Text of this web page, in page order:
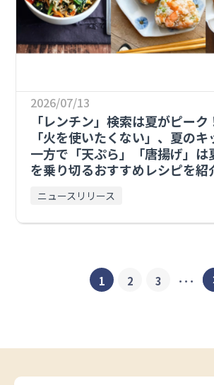
2026/07/13
「レンチン」検索は夏がピー
「火を使いたくない」、夏のキ
一方で「天ぷら」「唐揚げ」は
を乗り切るおすすめレシピを紹
ニュースリリース
1 2 3 ･･･